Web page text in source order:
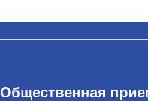
Общественная